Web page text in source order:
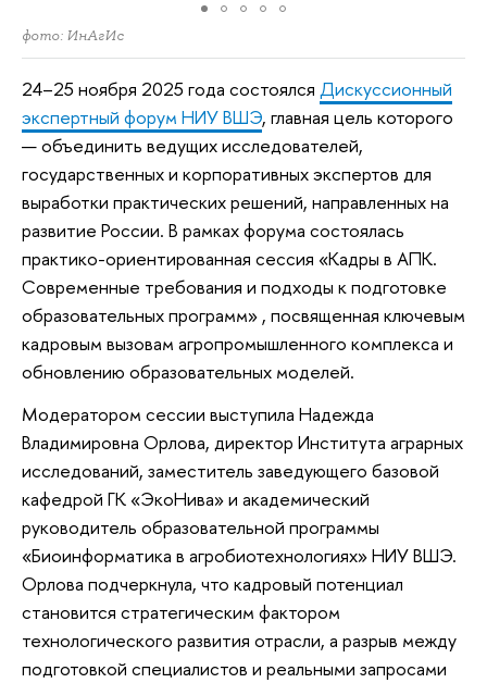
фото: ИнАгИс
24–25 ноября 2025 года состоялся Дискуссионный
экспертный форум НИУ ВШЭ, главная цель которого
— объединить ведущих исследователей,
государственных и корпоративных экспертов для
выработки практических решений, направленных на
развитие России. В рамках форума состоялась
практико-ориентированная сессия «Кадры в АПК.
Современные требования и подходы к подготовке
образовательных программ» , посвященная ключевым
кадровым вызовам агропромышленного комплекса и
обновлению образовательных моделей.
Модератором сессии выступила Надежда
Владимировна Орлова, директор Института аграрных
исследований, заместитель заведующего базовой
кафедрой ГК «ЭкоНива» и академический
руководитель образовательной программы
«Биоинформатика в агробиотехнологиях» НИУ ВШЭ.
Орлова подчеркнула, что кадровый потенциал
становится стратегическим фактором
технологического развития отрасли, а разрыв между
подготовкой специалистов и реальными запросами